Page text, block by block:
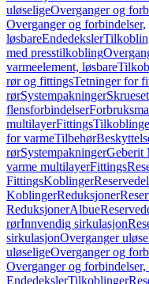
uløseligeOverganger og
Overganger og forbindelser,
løsbareEndedeksler
med presstilkobling
varmeelement, løsbare
rør og fittingsTetninger for
rørSystempakninger
flensforbindelser
multilayerFittings
for varmeTilbehør
rørSystempakningerGeberit
varme multilayerFittings
FittingsKoblinger
KoblingerReduksjoner
ReduksjonerAlbue
rørInnvendig sirkulasjon
sirkulasjonOverganger
uløseligeOverganger og
Overganger og forbindelser,
EndedekslerTilkoblinger